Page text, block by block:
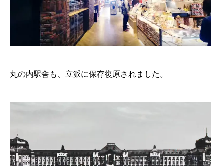
丸の内駅舎も、立派に保存復原されました。